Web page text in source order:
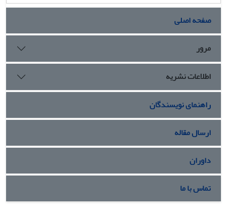
صفحه اصلی
مرور
اطلاعات نشریه
راهنمای نویسندگان
ارسال مقاله
داوران
تماس با ما